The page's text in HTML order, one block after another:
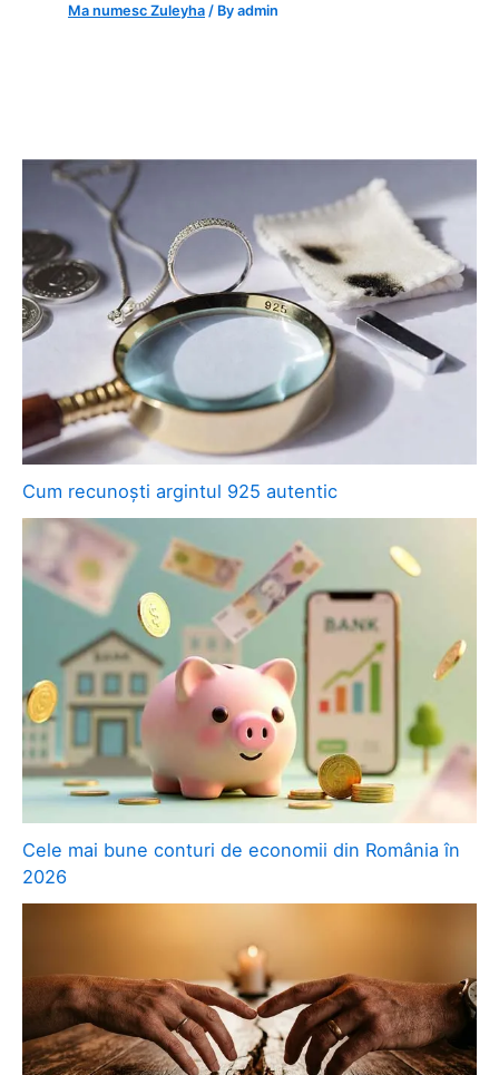
Ma numesc Zuleyha / Byadmin
Cum recunoști argintul 925 autentic
Cele mai bune conturi de economii din România în
2026